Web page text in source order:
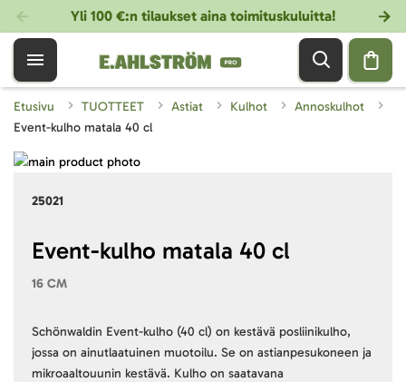
Yli 100 €:n tilaukset aina toimituskuluitta!
Etusivu TUOTTEET Astiat Kulhot
Annoskulhot
Event-kulho matala 40 cl
25021
Event-kulho matala 40 cl
16 CM
Schönwaldin Event-kulho (40 cl) on kestävä posliinikulho,
jossa on ainutlaatuinen muotoilu. Se on astianpesukoneen ja
mikroaaltouunin kestävä. Kulho on saatavana
Skip
images
beginning
gallery